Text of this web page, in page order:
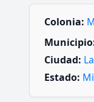
Colonia:
Ciudad:
Estado: